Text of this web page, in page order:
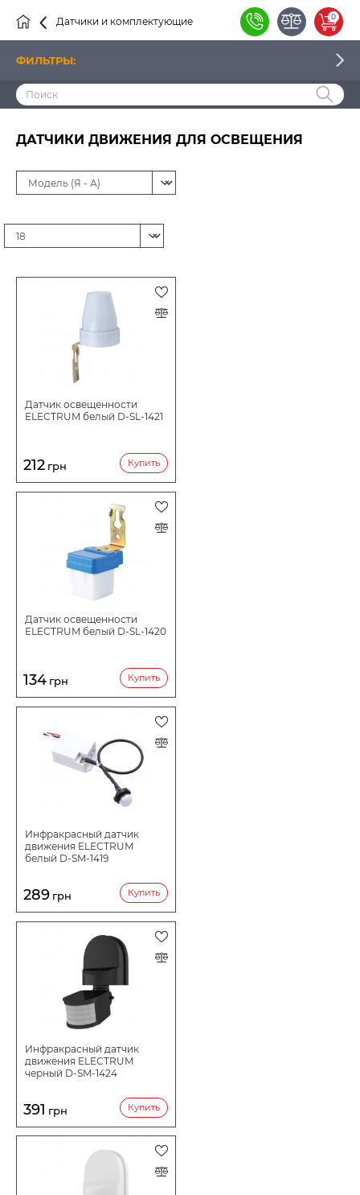
0
Датчики и комплектующие
Датчики
ДАТЧИКИ ДВИЖЕНИЯ ДЛЯ ОСВЕЩЕНИЯ
Датчик освещенности
ELECTRUM белый D-SL-1421
212 грн Купить
Датчик освещенности
ELECTRUM белый D-SL-1420
134 грн Купить
Инфракрасный датчик
движения ELECTRUM
белый D-SM-1419
289 грн Купить
Инфракрасный датчик
движения ELECTRUM
черный D-SM-1424
391 грн Купить
ФИЛЬТРЫ:
ЦЕНА
СПОСОБ МОНТАЖА
СТЕПЕНЬ ПЫЛЕВЛАГОЗАЩИТЫ (IP)
НАПРЯЖЕНИЕ В